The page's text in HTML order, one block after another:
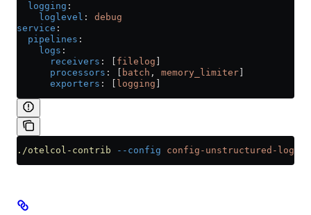
  logging
:
    loglevel
: debug
service :
  pipelines
:
    logs
:
      receivers
: [ filelog ]
      processors
: [ batch , memory_limiter]
      exporters
: [ logging ]
./otelcol-contrib --config config-unstructured-logs-